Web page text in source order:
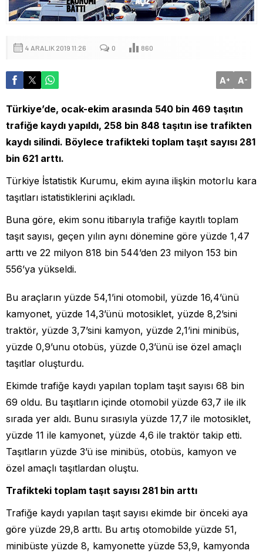
4 ARALIK 2019 11:26 0 860
A+ A-
Türkiye’de, ocak-ekim arasında 540 bin 469 taşıtın
trafiğe kaydı yapıldı, 258 bin 848 taşıtın ise trafikten
kaydı silindi. Böylece trafikteki toplam taşıt sayısı 281
bin 621 arttı.
Türkiye İstatistik Kurumu, ekim ayına ilişkin motorlu kara
taşıtları istatistiklerini açıkladı.
Buna göre, ekim sonu itibarıyla trafiğe kayıtlı toplam
taşıt sayısı, geçen yılın aynı dönemine göre yüzde 1,47
arttı ve 22 milyon 818 bin 544’den 23 milyon 153 bin
556’ya yükseldi.
Bu araçların yüzde 54,1’ini otomobil, yüzde 16,4’ünü
kamyonet, yüzde 14,3’ünü motosiklet, yüzde 8,2’sini
traktör, yüzde 3,7’sini kamyon, yüzde 2,1’ini minibüs,
yüzde 0,9’unu otobüs, yüzde 0,3’ünü ise özel amaçlı
taşıtlar oluşturdu.
Ekimde trafiğe kaydı yapılan toplam taşıt sayısı 68 bin
69 oldu. Bu taşıtların içinde otomobil yüzde 63,7 ile ilk
sırada yer aldı. Bunu sırasıyla yüzde 17,7 ile motosiklet,
yüzde 11 ile kamyonet, yüzde 4,6 ile traktör takip etti.
Taşıtların yüzde 3’ü ise minibüs, otobüs, kamyon ve
özel amaçlı taşıtlardan oluştu.
Trafikteki toplam taşıt sayısı 281 bin arttı
Trafiğe kaydı yapılan taşıt sayısı ekimde bir önceki aya
göre yüzde 29,8 arttı. Bu artış otomobilde yüzde 51,
minibüste yüzde 8, kamyonette yüzde 53,9, kamyonda